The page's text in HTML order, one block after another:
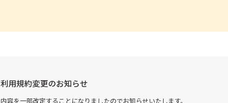
利用規約変更のお知らせ
内容を一部改定することになりましたのでお知らせいたします。